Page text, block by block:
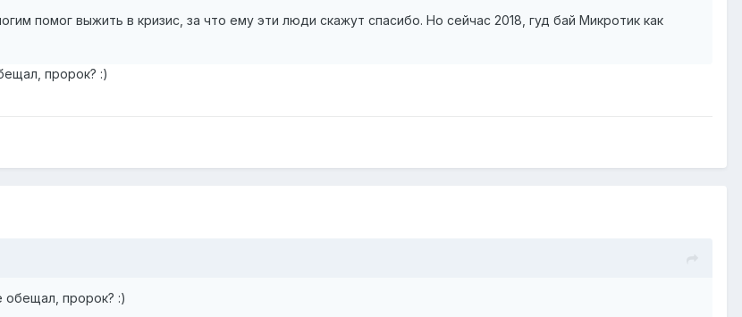
помог выжить в кризис, за что ему эти люди скажут спасибо. Но сейчас 2018, гуд бай Микротик как
пророк? :)
обещал, пророк? :)